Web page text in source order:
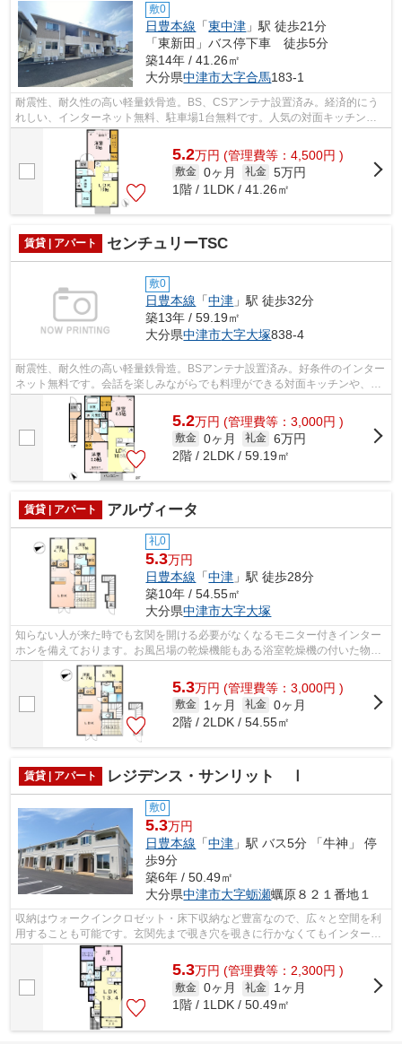
敷0
日豊本線 「東中津 」駅 徒歩21分
「東新田」バス停下車 徒歩5分
築14年 / 41.26㎡
大分県中津市大字合馬183-1
耐震性、耐久性の高い軽量鉄骨造。BS、CSアンテナ設置済み。経済的にう
れしい、インターネット無料、駐車場1台無料です。人気の対面キッチン
や、大容量の収納ができるウォークインクロ...
5.2万円 (管理費等：4,500円 )
敷金 0ヶ月 礼金 5万円
1階 / 1LDK / 41.26㎡
賃貸 | アパート センチュリーTSC
敷0
日豊本線 「中津 」駅 徒歩32分
築13年 / 59.19㎡
大分県中津市大字大塚838-4
耐震性、耐久性の高い軽量鉄骨造。BSアンテナ設置済み。好条件のインター
ネット無料です。会話を楽しみながらでも料理ができる対面キッチンや、大
容量の収納ができるウォークインクロ...
5.2万円 (管理費等：3,000円 )
敷金 0ヶ月 礼金 6万円
2階 / 2LDK / 59.19㎡
賃貸 | アパート アルヴィータ
礼0
5.3万円
日豊本線 「中津 」駅 徒歩28分
築10年 / 54.55㎡
大分県中津市大字大塚
知らない人が来た時でも玄関を開ける必要がなくなるモニター付きインター
ホンを備えております。お風呂場の乾燥機能もある浴室乾燥機の付いた物件
です。空間を上手くお使いいただける...
5.3万円 (管理費等：3,000円 )
敷金 1ヶ月 礼金 0ヶ月
2階 / 2LDK / 54.55㎡
賃貸 | アパート レジデンス・サンリット Ⅰ
敷0
5.3万円
日豊本線 「中津 」駅 バス5分 「牛神」 停
歩9分
築6年 / 50.49㎡
大分県中津市大字蛎瀬蠣原８２１番地１
収納はウォークインクロゼット・床下収納など豊富なので、広々と空間を利
用することも可能です。玄関先まで覗き穴を覗きに行かなくてもインターホ
ン越しに誰が来たのかを確認できます...
5.3万円 (管理費等：2,300円 )
敷金 0ヶ月 礼金
1ヶ月
1階 / 1LDK / 50.49㎡